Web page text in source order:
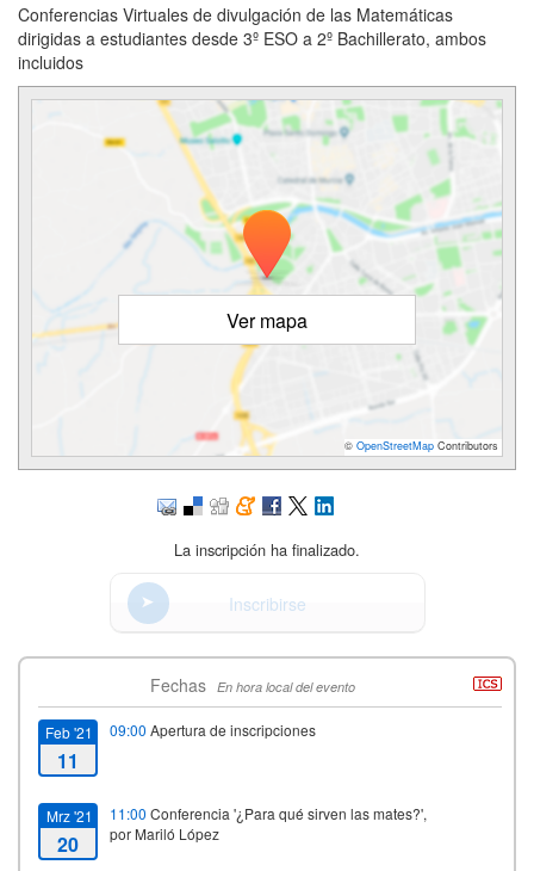
Conferencias Virtuales de divulgación de las Matemáticas
dirigidas a estudiantes desde 3º ESO a 2º Bachillerato, ambos
incluidos
Ver mapa
© OpenStreetMap Contributors
La inscripción ha finalizado.
Inscribirse
Fechas En hora local del evento
Feb '21
11
09:00 Apertura de inscripciones
Mrz '21
20
11:00 Conferencia '¿Para qué sirven las mates?',
por Mariló López